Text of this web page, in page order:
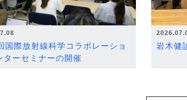
国際放射線科学コラボレーショ
ターセミナーの開催
岩木健